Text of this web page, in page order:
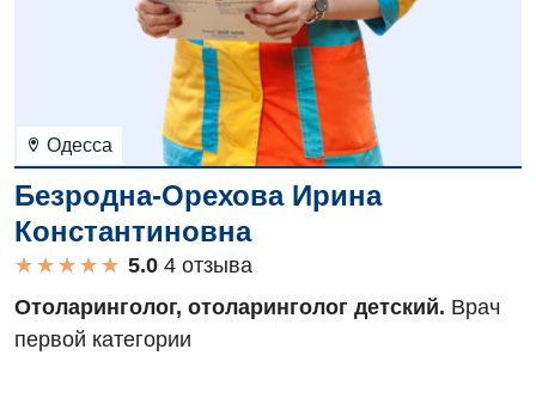
Одесса
Безродна-Орехова Ирина
Константиновна
★
★
★
★
★
★ ★ ★ ★ ★
4 отзыва
Отоларинголог, отоларинголог детский. Врач
первой категории